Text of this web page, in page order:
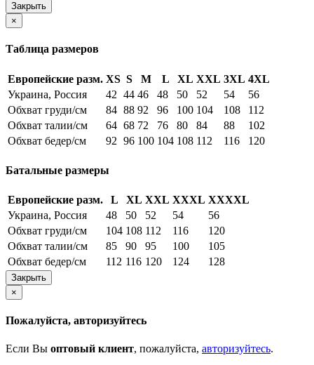
Закрыть
×
Таблица размеров
Европейские разм. XS S M L XL XXL 3XL 4XL
Украина, Россия
42 44 46 48 50 52 54
56
Обхват груди/см
84 88 92 96 100 104 108
112
Обхват талии/см
64 68 72 76 80 84 88
102
Обхват бедер/см
92 96 100 104 108 112 116 120
Батальные размеры
Европейские разм. L XL XXL XXXL XXXXL
Украина, Россия
48 50 52 54
56
Обхват груди/см
104 108 112 116
120
Обхват талии/см
85 90 95 100
105
Обхват бедер/см
112 116 120 124 128
Закрыть
×
Пожалуйста, авторизуйтесь
Если Вы оптовый клиент, пожалуйста, авторизуйтесь.